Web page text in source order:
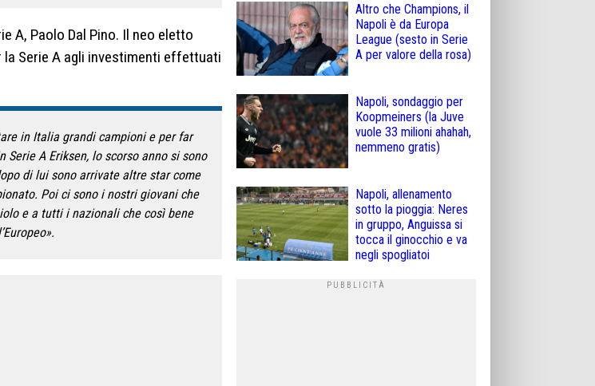
A, Paolo Dal Pino. Il neo eletto
Serie A agli investimenti effettuati
in Italia grandi campioni e per far
A Eriksen, lo scorso anno si sono
di lui sono arrivate altre star come
Poi ci sono i nostri giovani che
e a tutti i nazionali che così bene
Altro che Champions, il
Napoli è da Europa
League (sesto in Serie
A per valore della rosa)
Napoli, sondaggio per
Koopmeiners (la Juve
vuole 33 milioni ahahah,
nemmeno gratis)
Napoli, allenamento
sotto la pioggia: Neres
in gruppo, Anguissa si
tocca il ginocchio e va
negli spogliatoi